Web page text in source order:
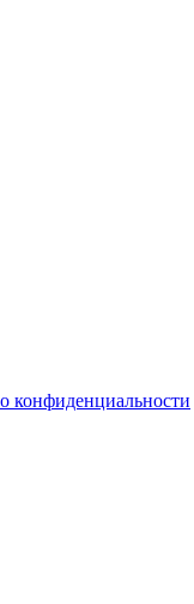
конфиденциальности